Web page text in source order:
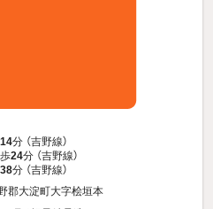
14分 （吉野線）
24分 （吉野線）
38分 （吉野線）
郡大淀町大字桧垣本